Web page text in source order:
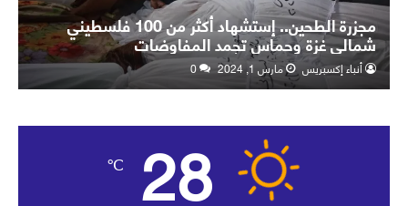
مجزرة الطحين.. إستشهاد أكثر من 100 فلسطيني
شمالي غزة وحماس تجمد المفاوضات
أنباء إكسبريس مارس 1, 2024 0
28
℃